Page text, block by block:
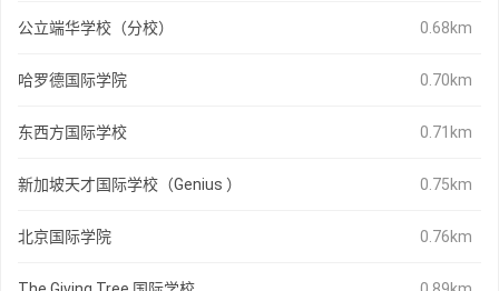
公立端华学校（分校） 0.68km
哈罗德国际学院 0.70km
东西方国际学校 0.71km
新加坡天才国际学校（Genius ） 0.75km
北京国际学院 0.76km